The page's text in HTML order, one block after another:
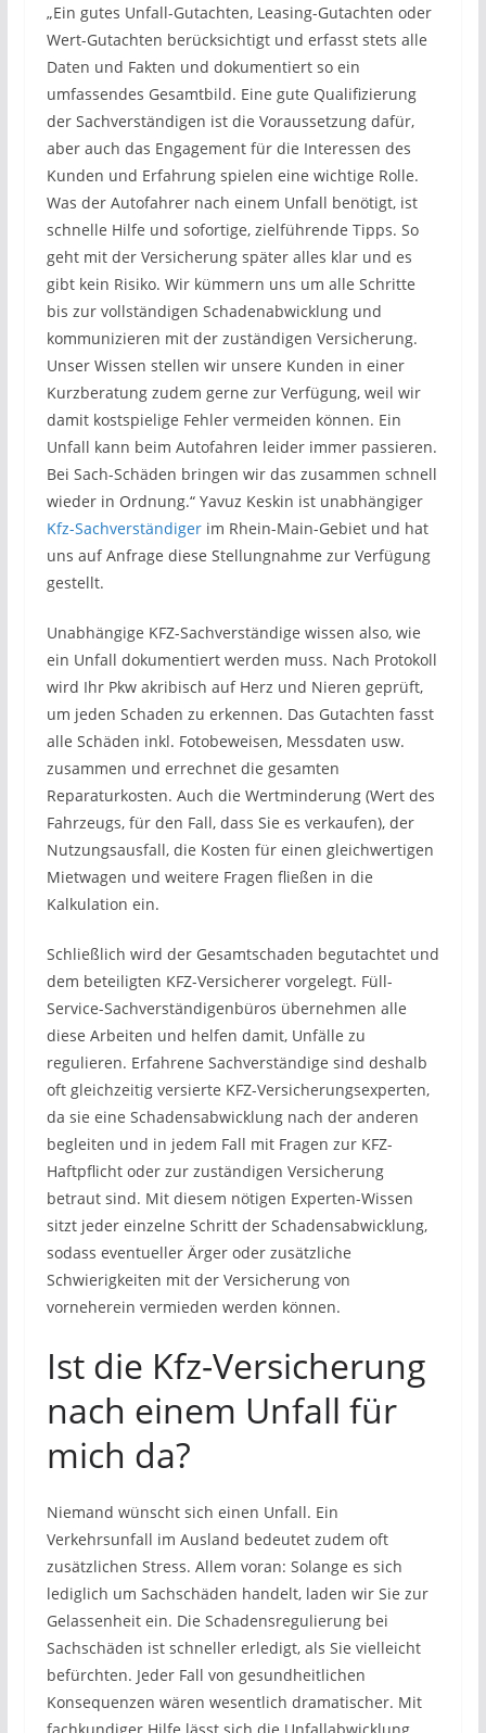
„Ein gutes Unfall-Gutachten, Leasing-Gutachten oder
Wert-Gutachten berücksichtigt und erfasst stets alle
Daten und Fakten und dokumentiert so ein
umfassendes Gesamtbild. Eine gute Qualifizierung
der Sachverständigen ist die Voraussetzung dafür,
aber auch das Engagement für die Interessen des
Kunden und Erfahrung spielen eine wichtige Rolle.
Was der Autofahrer nach einem Unfall benötigt, ist
schnelle Hilfe und sofortige, zielführende Tipps. So
geht mit der Versicherung später alles klar und es
gibt kein Risiko. Wir kümmern uns um alle Schritte
bis zur vollständigen Schadenabwicklung und
kommunizieren mit der zuständigen Versicherung.
Unser Wissen stellen wir unsere Kunden in einer
Kurzberatung zudem gerne zur Verfügung, weil wir
damit kostspielige Fehler vermeiden können. Ein
Unfall kann beim Autofahren leider immer passieren.
Bei Sach-Schäden bringen wir das zusammen schnell
wieder in Ordnung.“ Yavuz Keskin ist unabhängiger
Kfz-Sachverständigerim Rhein-Main-Gebiet und hat
uns auf Anfrage diese Stellungnahme zur Verfügung
gestellt.
Unabhängige KFZ-Sachverständige wissen also, wie
ein Unfall dokumentiert werden muss. Nach Protokoll
wird Ihr Pkw akribisch auf Herz und Nieren geprüft,
um jeden Schaden zu erkennen. Das Gutachten fasst
alle Schäden inkl. Fotobeweisen, Messdaten usw.
zusammen und errechnet die gesamten
Reparaturkosten. Auch die Wertminderung (Wert des
Fahrzeugs, für den Fall, dass Sie es verkaufen), der
Nutzungsausfall, die Kosten für einen gleichwertigen
Mietwagen und weitere Fragen fließen in die
Kalkulation ein.
Schließlich wird der Gesamtschaden begutachtet und
dem beteiligten KFZ-Versicherer vorgelegt. Füll-
Service-Sachverständigenbüros übernehmen alle
diese Arbeiten und helfen damit, Unfälle zu
regulieren. Erfahrene Sachverständige sind deshalb
oft gleichzeitig versierte KFZ-Versicherungsexperten,
da sie eine Schadensabwicklung nach der anderen
begleiten und in jedem Fall mit Fragen zur KFZ-
Haftpflicht oder zur zuständigen Versicherung
betraut sind. Mit diesem nötigen Experten-Wissen
sitzt jeder einzelne Schritt der Schadensabwicklung,
sodass eventueller Ärger oder zusätzliche
Schwierigkeiten mit der Versicherung von
vorneherein vermieden werden können.
Ist die Kfz-Versicherung
nach einem Unfall für
mich da?
Niemand wünscht sich einen Unfall. Ein
Verkehrsunfall im Ausland bedeutet zudem oft
zusätzlichen Stress. Allem voran: Solange es sich
lediglich um Sachschäden handelt, laden wir Sie zur
Gelassenheit ein. Die Schadensregulierung bei
Sachschäden ist schneller erledigt, als Sie vielleicht
befürchten. Jeder Fall von gesundheitlichen
Konsequenzen wären wesentlich dramatischer. Mit